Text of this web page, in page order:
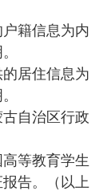
户籍信息为内
的居住信息为
古自治区行政
等教育学生
告。（以上